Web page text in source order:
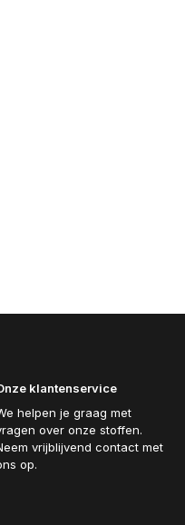
klantenservice
helpen je graag met
over onze stoffen.
vrijblijvend contact met
op.